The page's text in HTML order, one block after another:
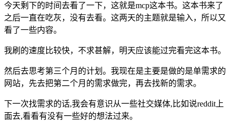
今天剩下的时间去看了一下，这就是mcp这本书。这本书来了
之后一直在吃灰，没有去看。这两天的主题就是输入，所以又
看了一些内容。
我刷的速度比较快，不求甚解，明天应该能过完看完这本书。
然后去思考第三个月的计划。我现在是主要是做的是单需求的
网站，先去把第二个月的需求做完，再去找新的需求。
下一次找需求的话,我会有意识从一些社交媒体,比如说reddit上
面去,看看有没有一些好的想法过来。